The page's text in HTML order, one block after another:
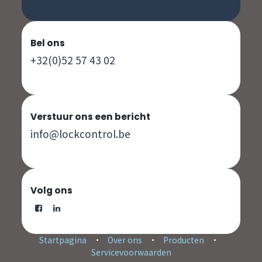
Bel ons
+32(0)52 57 43 02
Verstuur ons een bericht
info@lockcontrol.be
Volg ons
Startpagina • Over ons • Producten
•
Servicevoorwaarden